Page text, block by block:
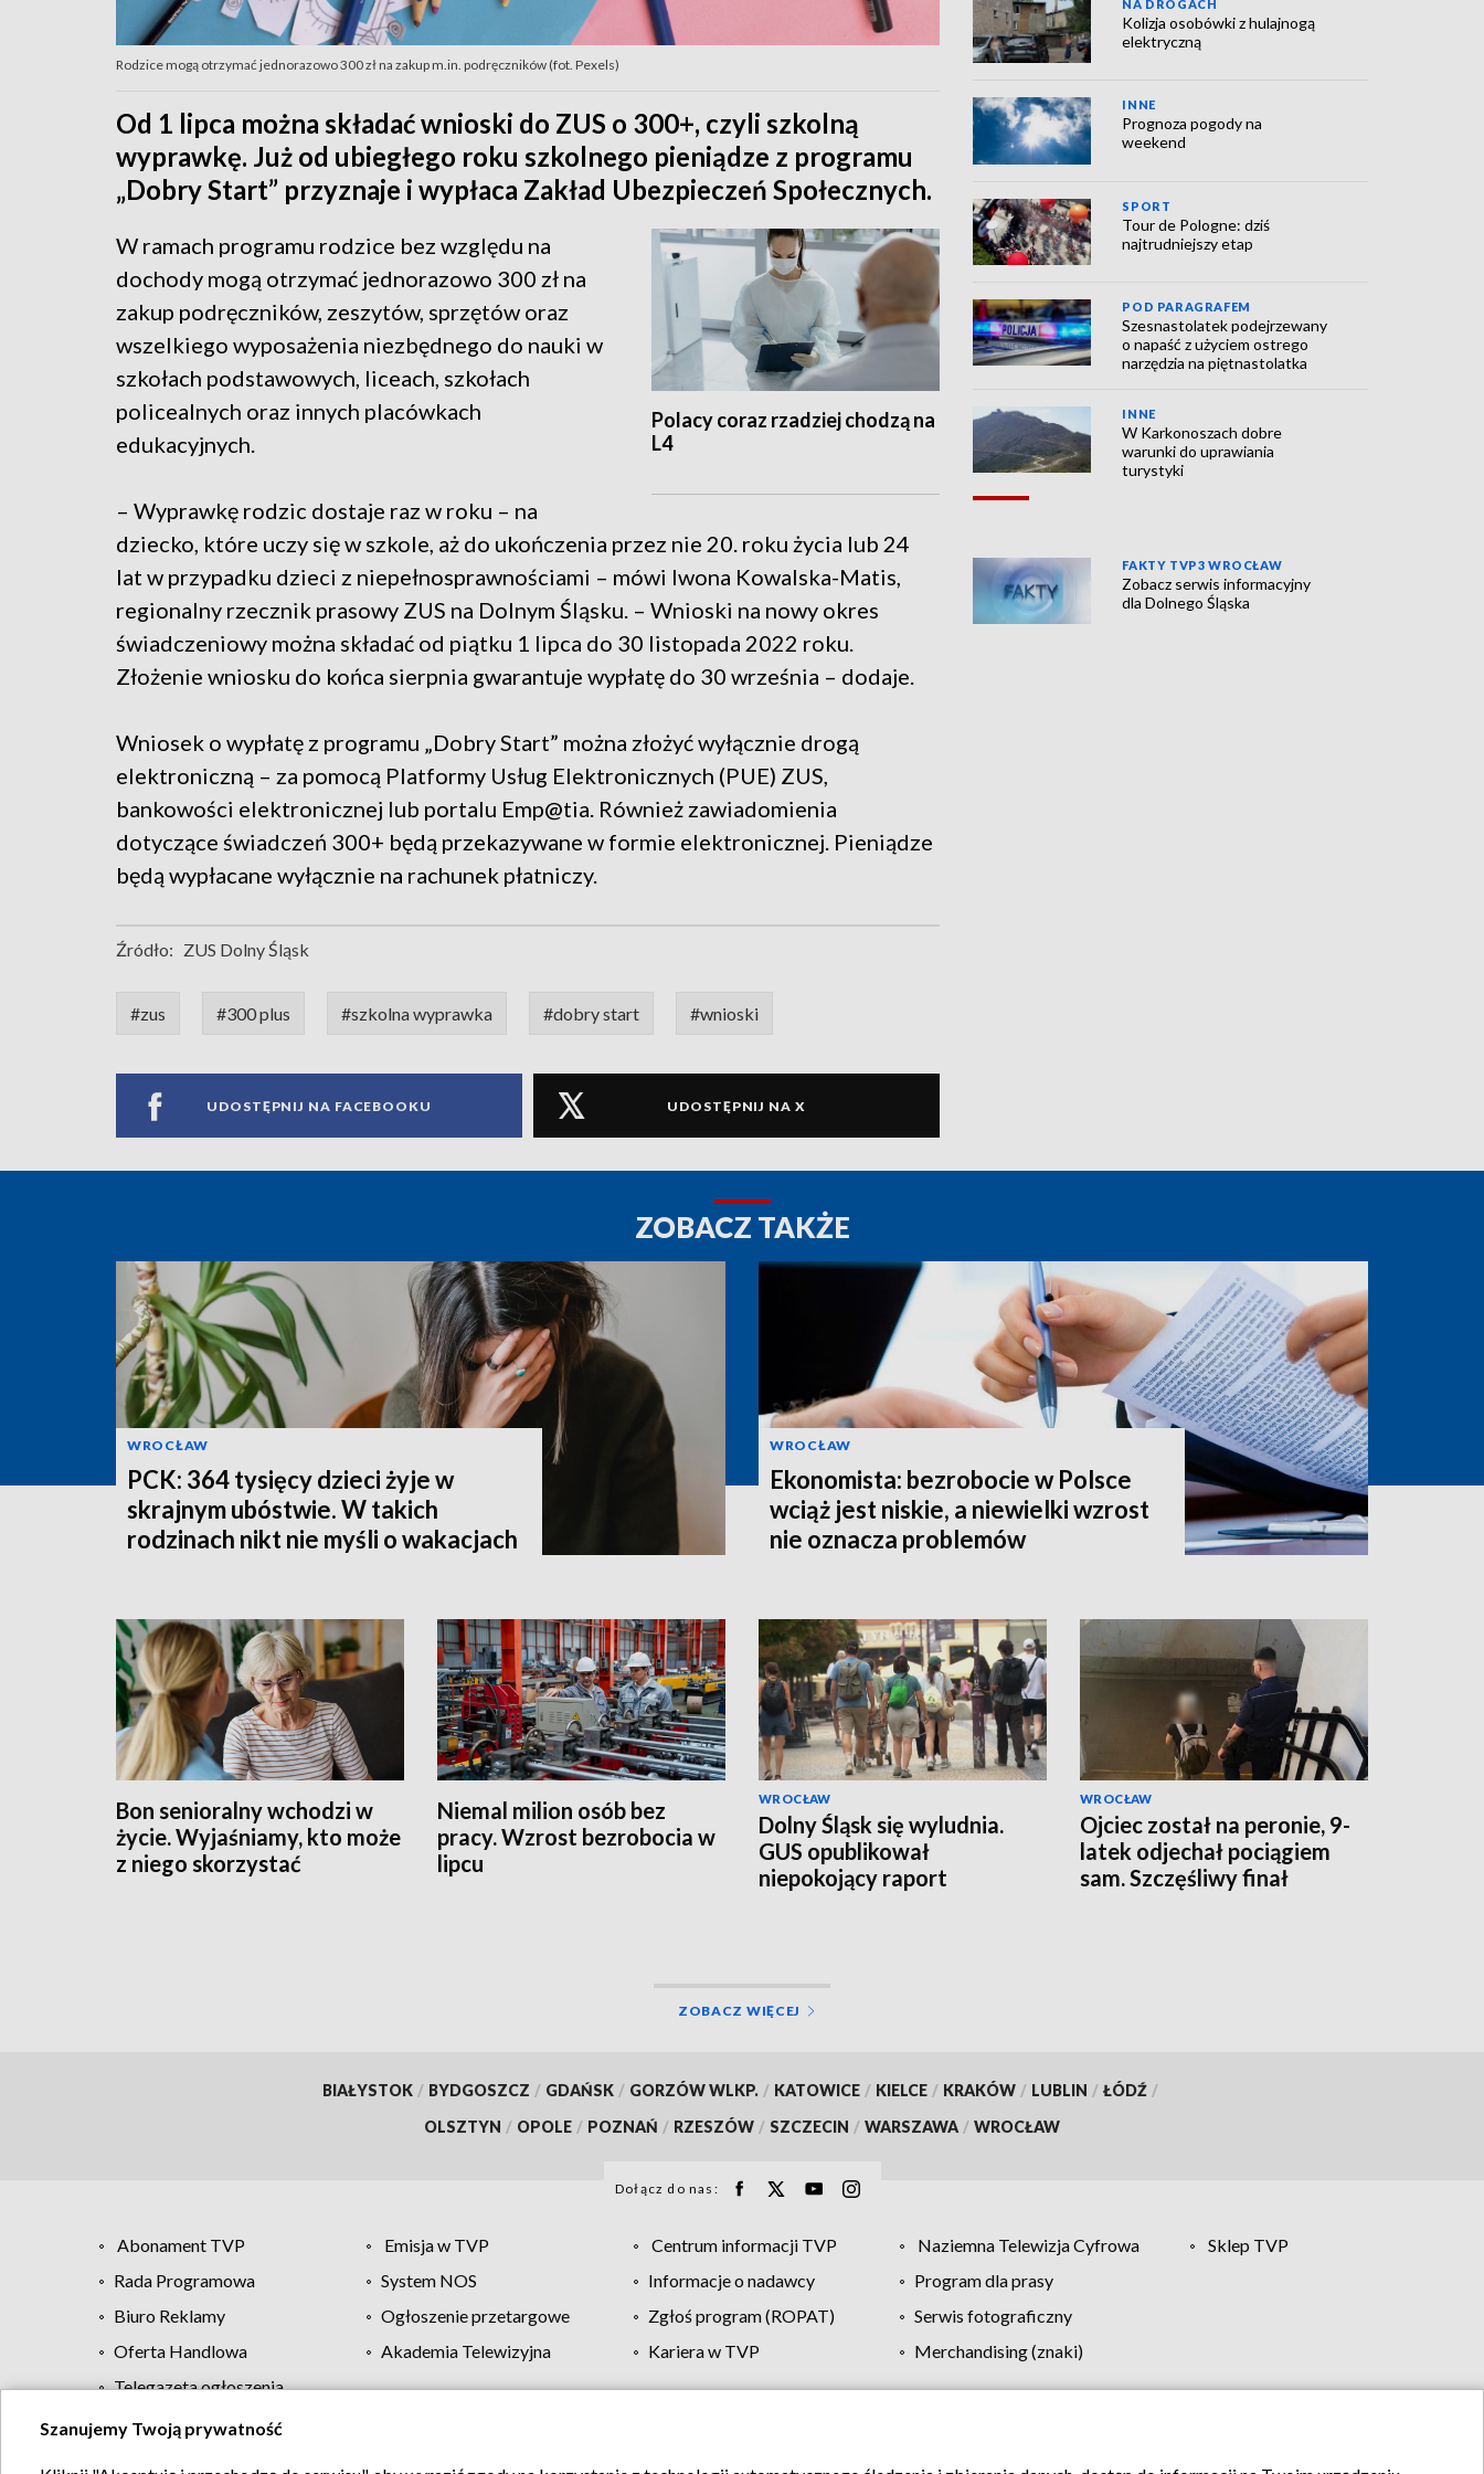
Rodzice mogą otrzymać jednorazowo 300 zł na zakup m.in. podręczników (fot. Pexels)
Od 1 lipca można składać wnioski do ZUS o 300+, czyli szkolną
wyprawkę. Już od ubiegłego roku szkolnego pieniądze z programu
„Dobry Start” przyznaje i wypłaca Zakład Ubezpieczeń Społecznych.
Polacy coraz rzadziej chodzą na
L4
W ramach programu rodzice bez względu na
dochody mogą otrzymać jednorazowo 300 zł na
zakup podręczników, zeszytów, sprzętów oraz
wszelkiego wyposażenia niezbędnego do nauki w
szkołach podstawowych, liceach, szkołach
policealnych oraz innych placówkach
edukacyjnych.
– Wyprawkę rodzic dostaje raz w roku – na
dziecko, które uczy się w szkole, aż do ukończenia przez nie 20. roku życia lub 24
lat w przypadku dzieci z niepełnosprawnościami – mówi Iwona Kowalska-Matis,
regionalny rzecznik prasowy ZUS na Dolnym Śląsku. – Wnioski na nowy okres
świadczeniowy można składać od piątku 1 lipca do 30 listopada 2022 roku.
Złożenie wniosku do końca sierpnia gwarantuje wypłatę do 30 września – dodaje.
Wniosek o wypłatę z programu „Dobry Start” można złożyć wyłącznie drogą
elektroniczną – za pomocą Platformy Usług Elektronicznych (PUE) ZUS,
bankowości elektronicznej lub portalu Emp@tia. Również zawiadomienia
dotyczące świadczeń 300+ będą przekazywane w formie elektronicznej. Pieniądze
będą wypłacane wyłącznie na rachunek płatniczy.
Źródło: ZUS Dolny Śląsk
#zus #300 plus #szkolna wyprawka #dobry start #wnioski
UDOSTĘPNIJ NA FACEBOOKU UDOSTĘPNIJ NA X
NA DROGACH
Kolizja osobówki z hulajnogą
elektryczną
INNE
Prognoza pogody na
weekend
SPORT
Tour de Pologne: dziś
najtrudniejszy etap
POD PARAGRAFEM
Szesnastolatek podejrzewany
o napaść z użyciem ostrego
narzędzia na piętnastolatka
INNE
W Karkonoszach dobre
warunki do uprawiania
turystyki
FAKTY TVP3 WROCŁAW
Zobacz serwis informacyjny
dla Dolnego Śląska
ZOBACZ TAKŻE
WROCŁAW
PCK: 364 tysięcy dzieci żyje w
skrajnym ubóstwie. W takich
rodzinach nikt nie myśli o wakacjach
WROCŁAW
Ekonomista: bezrobocie w Polsce
wciąż jest niskie, a niewielki wzrost
nie oznacza problemów
Bon senioralny wchodzi w
życie. Wyjaśniamy, kto może
z niego skorzystać
Niemal milion osób bez
pracy. Wzrost bezrobocia w
lipcu
WROCŁAW
Dolny Śląsk się wyludnia.
GUS opublikował
niepokojący raport
WROCŁAW
Ojciec został na peronie, 9-
latek odjechał pociągiem
sam. Szczęśliwy finał
ZOBACZ WIĘCEJ
BIAŁYSTOK / BYDGOSZCZ / GDAŃSK / GORZÓW WLKP. / KATOWICE / KIELCE / KRAKÓW / LUBLIN / ŁÓDŹ /
OLSZTYN / OPOLE / POZNAŃ / RZESZÓW / SZCZECIN / WARSZAWA / WROCŁAW
Dołącz do nas:
Abonament TVP Emisja w TVP Centrum informacji TVP Naziemna Telewizja Cyfrowa
Sklep TVP
Rada Programowa
System NOS Informacje o nadawcy
Program dla prasy
Biuro Reklamy
Ogłoszenie przetargowe Zgłoś program (ROPAT)
Serwis fotograficzny
Oferta Handlowa
Akademia Telewizyjna Kariera w TVP
Merchandising (znaki)
Telegazeta ogłoszenia
Regulamin TVP Polityka prywatności Moje zgody Pomoc Biuro reklamy Kontakt
Szanujemy Twoją prywatność